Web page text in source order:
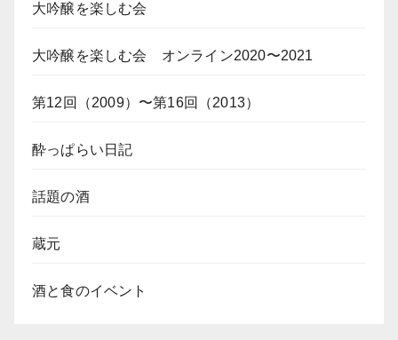
大吟醸を楽しむ会
大吟醸を楽しむ会 オンライン2020〜2021
第12回（2009）〜第16回（2013）
酔っぱらい日記
話題の酒
蔵元
酒と食のイベント